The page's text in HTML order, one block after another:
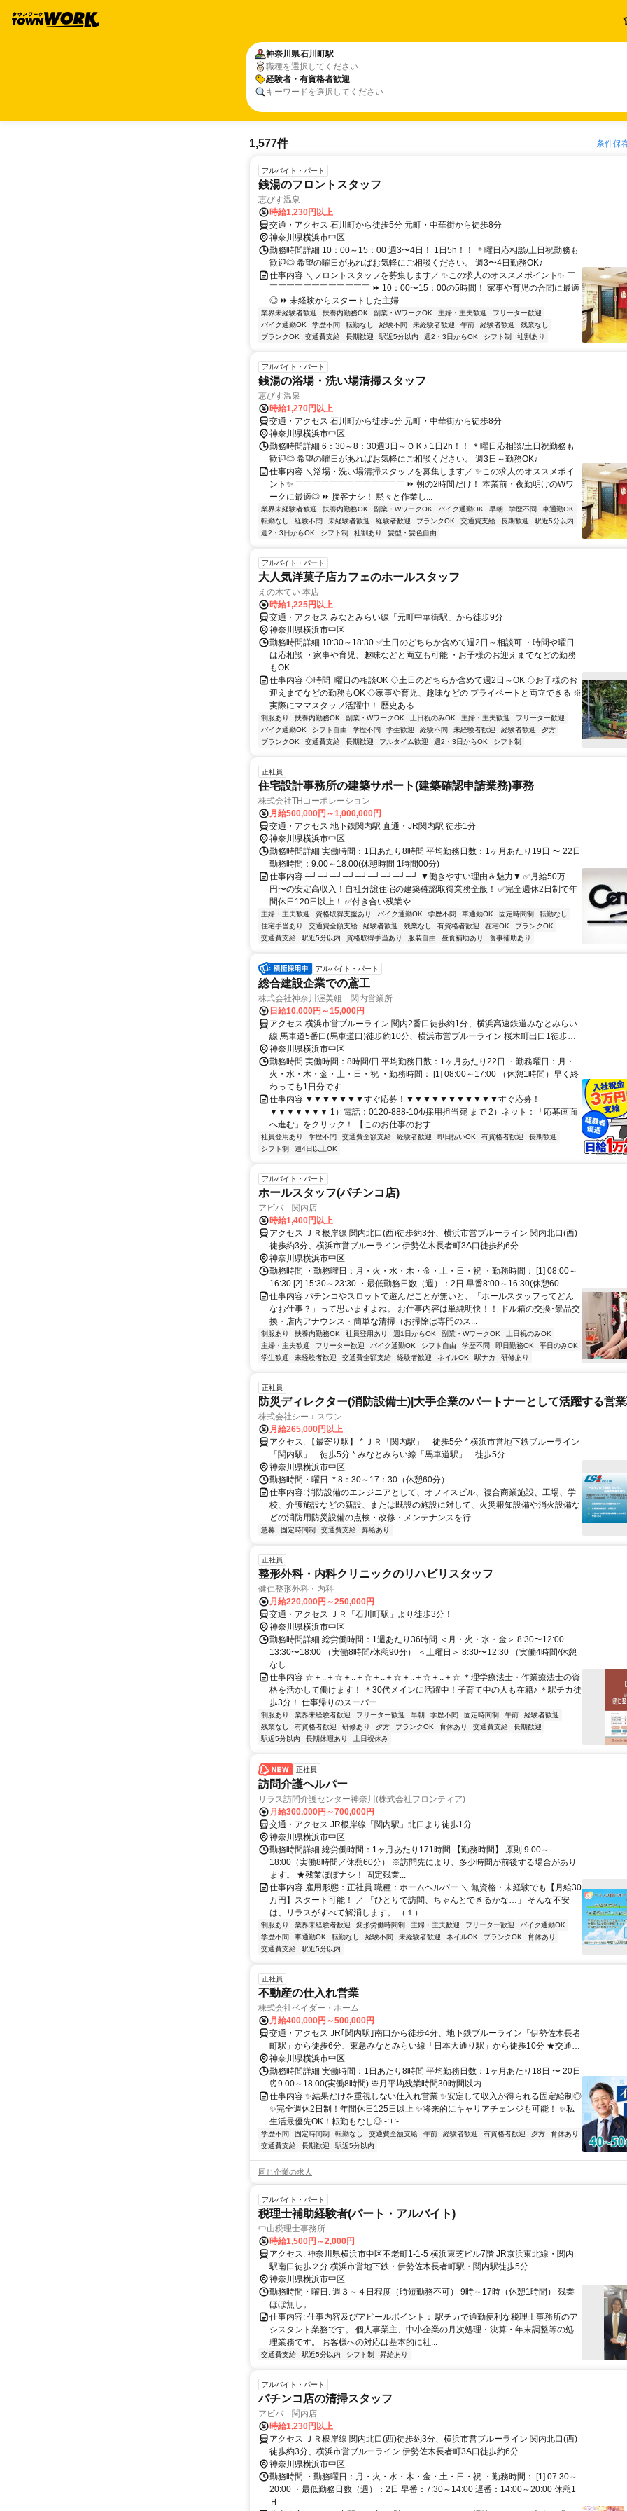
神奈川県石川町駅
職種を選択してください
経験者・有資格者歓迎
キーワードを選択してください
1,577件 条件保
アルバイト・パート
銭湯のフロントスタッフ
恵びす温泉
時給1,230円以上
交通・アクセス 石川町から徒歩5分 元町・中華街から徒歩8分
神奈川県横浜市中区
勤務時間詳細 10：00～15：00 週3〜4日！ 1日5h！！ ＊曜日応相談/土日祝勤務も
歓迎◎ 希望の曜日があればお気軽にご相談ください。 週3〜4日勤務OK♪
仕事内容 ＼フロントスタッフを募集します／ ✨この求人のオススメポイント✨ ￣
￣￣￣￣￣￣￣￣￣￣￣￣ ⏩ 10：00〜15：00の5時間！ 家事や育児の合間に最適
◎ ⏩ 未経験からスタートした主婦...
業界未経験者歓迎 扶養内勤務OK 副業・WワークOK 主婦・主夫歓迎
フリーター歓迎
バイク通勤OK
学歴不問 転勤なし 経験不問 未経験者歓迎 午前 経験者歓迎
残業なし
ブランクOK
交通費支給 長期歓迎 駅近5分以内 週2・3日からOK シフト制 社割あり
アルバイト・パート
銭湯の浴場・洗い場清掃スタッフ
恵びす温泉
時給1,270円以上
交通・アクセス 石川町から徒歩5分 元町・中華街から徒歩8分
神奈川県横浜市中区
勤務時間詳細 6：30～8：30週3日～ＯＫ♪ 1日2h！！ ＊曜日応相談/土日祝勤務も
歓迎◎ 希望の曜日があればお気軽にご相談ください。 週3日～勤務OK♪
仕事内容 ＼浴場・洗い場清掃スタッフを募集します／ ✨この求人のオススメポイ
ント✨ ￣￣￣￣￣￣￣￣￣￣￣￣￣ ⏩ 朝の2時間だけ！ 本業前・夜勤明けのWワ
ークに最適◎ ⏩ 接客ナシ！ 黙々と作業し...
業界未経験者歓迎 扶養内勤務OK 副業・WワークOK バイク通勤OK 早朝 学歴不問
車通勤OK
転勤なし
経験不問 未経験者歓迎 経験者歓迎 ブランクOK 交通費支給 長期歓迎
駅近5分以内
週2・3日からOK
シフト制 社割あり 髪型・髪色自由
アルバイト・パート
大人気洋菓子店カフェのホールスタッフ
えの木てい 本店
時給1,225円以上
交通・アクセス みなとみらい線「元町中華街駅」から徒歩9分
神奈川県横浜市中区
勤務時間詳細 10:30～18:30 ✅土日のどちらか含めて週2日～相談可 ・時間や曜日
は応相談 ・家事や育児、趣味などと両立も可能 ・お子様のお迎えまでなどの勤務
もOK
仕事内容 ◇時間･曜日の相談OK ◇土日のどちらか含めて週2日～OK ◇お子様のお
迎えまでなどの勤務もOK ◇家事や育児、趣味などの プライベートと両立できる ※
実際にママスタッフ活躍中！ 歴史ある...
制服あり 扶養内勤務OK 副業・WワークOK 土日祝のみOK 主婦・主夫歓迎
フリーター歓迎
バイク通勤OK
シフト自由 学歴不問 学生歓迎 経験不問 未経験者歓迎 経験者歓迎
夕方
ブランクOK
交通費支給 長期歓迎 フルタイム歓迎 週2・3日からOK シフト制
正社員
住宅設計事務所の建築サポート(建築確認申請業務)事務
株式会社THコーポレーション
月給500,000円～1,000,000円
交通・アクセス 地下鉄関内駅 直通・JR関内駅 徒歩1分
神奈川県横浜市中区
勤務時間詳細 実働時間：1日あたり8時間 平均勤務日数：1ヶ月あたり19日 〜 22日
勤務時間：9:00～18:00(休憩時間 1時間00分)
仕事内容 ─┘─┘─┘─┘─┘─┘─┘─┘─┘ ▼働きやすい理由＆魅力▼ ✅月給50万
円〜の安定高収入！自社分譲住宅の建築確認取得業務全般！ ✅完全週休2日制で年
間休日120日以上！ ✅付き合い残業や...
主婦・主夫歓迎 資格取得支援あり バイク通勤OK 学歴不問 車通勤OK 固定時間制
転勤なし
住宅手当あり
交通費全額支給 経験者歓迎 残業なし 有資格者歓迎 在宅OK
ブランクOK
交通費支給
駅近5分以内 資格取得手当あり 服装自由 昼食補助あり 食事補助あり
アルバイト・パート
総合建設企業での鳶工
株式会社神奈川渥美組 関内営業所
日給10,000円～15,000円
アクセス 横浜市営ブルーライン 関内2番口徒歩約1分、横浜高速鉄道みなとみらい
線 馬車道5番口(馬車道口)徒歩約10分、横浜市営ブルーライン 桜木町出口1徒歩約
10分
神奈川県横浜市中区
勤務時間 実働時間：8時間/日 平均勤務日数：1ヶ月あたり22日 ・勤務曜日：月・
火・水・木・金・土・日・祝 ・勤務時間： [1] 08:00～17:00 （休憩1時間）早く終
わっても1日分です...
仕事内容 ▼▼▼▼▼▼▼すぐ応募！▼▼▼▼▼▼▼▼▼▼▼すぐ応募！
▼▼▼▼▼▼▼ 1）電話：0120-888-104/採用担当宛 まで 2）ネット：「応募画面
へ進む」をクリック！ 【このお仕事のおす...
社員登用あり 学歴不問 交通費全額支給 経験者歓迎 即日払いOK 有資格者歓迎
長期歓迎
シフト制
週4日以上OK
アルバイト・パート
ホールスタッフ(パチンコ店)
アビバ 関内店
時給1,400円以上
アクセス ＪＲ根岸線 関内北口(西)徒歩約3分、横浜市営ブルーライン 関内北口(西)
徒歩約3分、横浜市営ブルーライン 伊勢佐木長者町3A口徒歩約6分
神奈川県横浜市中区
勤務時間 ・勤務曜日：月・火・水・木・金・土・日・祝 ・勤務時間： [1] 08:00～
16:30 [2] 15:30～23:30 ・最低勤務日数（週）：2日 早番8:00～16:30(休憩60...
仕事内容 パチンコやスロットで遊んだことが無いと、「ホールスタッフってどん
なお仕事？」って思いますよね。 お仕事内容は単純明快！！ ドル箱の交換･景品交
換・店内アナウンス・簡単な清掃（お掃除は専門のス...
制服あり 扶養内勤務OK 社員登用あり 週1日からOK 副業・WワークOK
土日祝のみOK
主婦・主夫歓迎
フリーター歓迎 バイク通勤OK シフト自由 学歴不問 即日勤務OK
平日のみOK
学生歓迎
未経験者歓迎 交通費全額支給 経験者歓迎 ネイルOK 駅ナカ 研修あり
正社員
防災ディレクター(消防設備士)|大手企業のパートナーとして活躍する営
株式会社シーエスワン
月給265,000円以上
アクセス: 【最寄り駅】 * ＪＲ「関内駅」 徒歩5分 * 横浜市営地下鉄ブルーライン
「関内駅」 徒歩5分 * みなとみらい線「馬車道駅」 徒歩5分
神奈川県横浜市中区
勤務時間・曜日: * 8：30～17：30（休憩60分）
仕事内容: 消防設備のエンジニアとして、オフィスビル、複合商業施設、工場、学
校、介護施設などの新設、または既設の施設に対して、火災報知設備や消火設備な
どの消防用防災設備の点検・改修・メンテナンスを行...
急募 固定時間制 交通費支給 昇給あり
正社員
整形外科・内科クリニックのリハビリスタッフ
健仁整形外科・内科
月給220,000円～250,000円
交通・アクセス ＪＲ「石川町駅」より徒歩3分！
神奈川県横浜市中区
勤務時間詳細 総労働時間：1週あたり36時間 ＜月・火・水・金＞ 8:30〜12:00
13:30〜18:00 （実働8時間/休憩90分） ＜土曜日＞ 8:30〜12:30 （実働4時間/休憩
なし...
仕事内容 ☆＋..＋☆＋..＋☆＋..＋☆＋..＋☆＋..＋☆ ＊理学療法士・作業療法士の資
格を活かして働けます！ ＊30代メインに活躍中！子育て中の人も在籍♪ ＊駅チカ徒
歩3分！ 仕事帰りのスーパー...
制服あり 業界未経験者歓迎 フリーター歓迎 早朝 学歴不問 固定時間制 午前
経験者歓迎
残業なし
有資格者歓迎 研修あり 夕方 ブランクOK 育休あり 交通費支給
長期歓迎
駅近5分以内
長期休暇あり 土日祝休み
正社員
訪問介護ヘルパー
リラス訪問介護センター神奈川(株式会社フロンティア)
月給300,000円～700,000円
交通・アクセス JR根岸線「関内駅」北口より徒歩1分
神奈川県横浜市中区
勤務時間詳細 総労働時間：1ヶ月あたり171時間 【勤務時間】 原則 9:00～
18:00（実働8時間／休憩60分） ※訪問先により、多少時間が前後する場合があり
ます。 ★残業ほぼナシ！ 固定残業...
仕事内容 雇用形態：正社員 職種：ホームヘルパー ＼ 無資格・未経験でも【月給30
万円】スタート可能！ ／ 「ひとりで訪問、ちゃんとできるかな…」 そんな不安
は、リラスがすべて解消します。 （１）...
制服あり 業界未経験者歓迎 変形労働時間制 主婦・主夫歓迎 フリーター歓迎
バイク通勤OK
学歴不問
車通勤OK 転勤なし 経験不問 未経験者歓迎 ネイルOK ブランクOK
育休あり
交通費支給
駅近5分以内
正社員
不動産の仕入れ営業
株式会社ベイダー・ホーム
月給400,000円～500,000円
交通・アクセス JR｢関内駅｣南口から徒歩4分、地下鉄ブルーライン「伊勢佐木長者
町駅」から徒歩6分、東急みなとみらい線「日本大通り駅」から徒歩10分 ★交通費
全額支給
神奈川県横浜市中区
勤務時間詳細 実働時間：1日あたり8時間 平均勤務日数：1ヶ月あたり18日 〜 20日
⏰9:00～18:00(実働8時間) ※月平均残業時間30時間以内
仕事内容 ✨結果だけを重視しない仕入れ営業 ✨安定して収入が得られる固定給制◎
✨完全週休2日制！年間休日125日以上 ✨将来的にキャリアチェンジも可能！ ✨私
生活最優先OK！転勤もなし◎ -:+:-...
学歴不問 固定時間制 転勤なし 交通費全額支給 午前 経験者歓迎 有資格者歓迎 夕方
育休あり
交通費支給
長期歓迎 駅近5分以内
同じ企業の求人
アルバイト・パート
税理士補助経験者(パート・アルバイト)
中山税理士事務所
時給1,500円～2,000円
アクセス: 神奈川県横浜市中区不老町1-1-5 横浜東芝ビル7階 JR京浜東北線・関内
駅南口徒歩２分 横浜市営地下鉄・伊勢佐木長者町駅・関内駅徒歩5分
神奈川県横浜市中区
勤務時間・曜日: 週３～４日程度（時短勤務不可） 9時～17時（休憩1時間） 残業
ほぼ無し。
仕事内容: 仕事内容及びアピールポイント： 駅チカで通勤便利な税理士事務所のア
シスタント業務です。 個人事業主、中小企業の月次処理・決算・年末調整等の処
理業務です。 お客様への対応は基本的に社...
交通費支給 駅近5分以内 シフト制 昇給あり
アルバイト・パート
パチンコ店の清掃スタッフ
アビバ 関内店
時給1,230円以上
アクセス ＪＲ根岸線 関内北口(西)徒歩約3分、横浜市営ブルーライン 関内北口(西)
徒歩約3分、横浜市営ブルーライン 伊勢佐木長者町3A口徒歩約6分
神奈川県横浜市中区
勤務時間 ・勤務曜日：月・火・水・木・金・土・日・祝 ・勤務時間： [1] 07:30～
20:00 ・最低勤務日数（週）：2日 早番：7:30～14:00 遅番：14:00～20:00 休憩1
Ｈ